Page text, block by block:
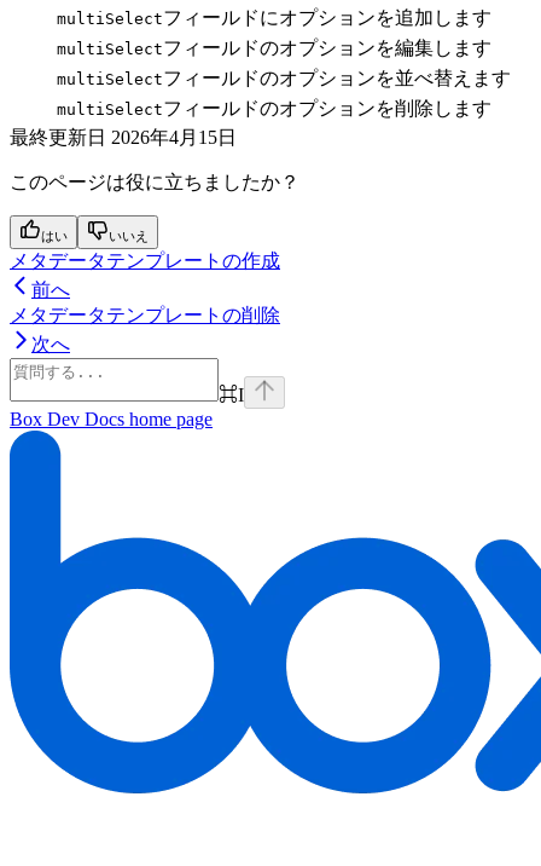
multiSelectフィールドにオプションを追加します
multiSelectフィールドのオプションを編集します
multiSelectフィールドのオプションを並べ替えます
multiSelectフィールドのオプションを削除します
最終更新日 2026年4月15日
このページは役に立ちましたか？
はい いいえ
メタデータテンプレートの作成
前へ
メタデータテンプレートの削除
次へ
⌘I
Box Dev Docs home page